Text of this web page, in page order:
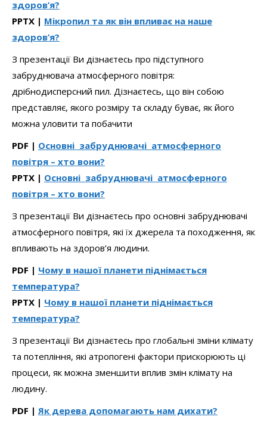
здоров’я?
PPTX | Мікропил та як він впливає на наше
здоров’я?
З презентації Ви дізнаєтесь про підступного
забруднювача атмосферного повітря:
дрібнодисперсний пил. Дізнаєтесь, що він собою
представляє, якого розміру та складу буває, як його
можна уловити та побачити
PDF | Основні забруднювачі атмосферного
повітря – хто вони?
PPTX | Основні забруднювачі атмосферного
повітря – хто вони?
З презентації Ви дізнаєтесь про основні забруднювачі
атмосферного повітря, які їх джерела та походження, як
впливають на здоров’я людини.
PDF | Чому в нашої планети піднімається
температура?
PPTX | Чому в нашої планети піднімається
температура?
З презентації Ви дізнаєтесь про глобальні зміни клімату
та потепління, які атропогені фактори прискорюють ці
процеси, як можна зменшити вплив змін клімату на
людину.
PDF | Як дерева допомагають нам дихати?